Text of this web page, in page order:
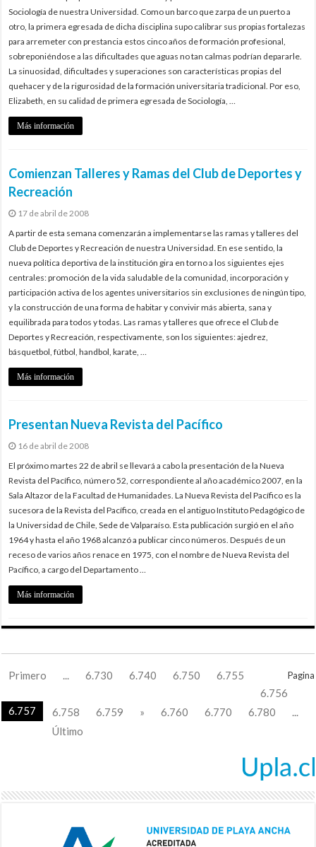
Sociología de nuestra Universidad. Como un barco que zarpa de un puerto a
otro, la primera egresada de dicha disciplina supo calibrar sus propias fortalezas
para arremeter con prestancia estos cinco años de formación profesional,
sobreponiéndose a las dificultades que aguas no tan calmas podrían depararle.
La sinuosidad, dificultades y superaciones son características propias del
quehacer y de la rigurosidad de la formación universitaria tradicional. Por eso,
Elizabeth, en su calidad de primera egresada de Sociología, …
Más información
Comienzan Talleres y Ramas del Club de Deportes y
Recreación
17 de abril de 2008
A partir de esta semana comenzarán a implementarse las ramas y talleres del
Club de Deportes y Recreación de nuestra Universidad. En ese sentido, la
nueva política deportiva de la institución gira en torno a los siguientes ejes
centrales: promoción de la vida saludable de la comunidad, incorporación y
participación activa de los agentes universitarios sin exclusiones de ningún tipo,
y la construcción de una forma de habitar y convivir más abierta, sana y
equilibrada para todos y todas. Las ramas y talleres que ofrece el Club de
Deportes y Recreación, respectivamente, son los siguientes: ajedrez,
básquetbol, fútbol, handbol, karate, …
Más información
Presentan Nueva Revista del Pacífico
16 de abril de 2008
El próximo martes 22 de abril se llevará a cabo la presentación de la Nueva
Revista del Pacífico, número 52, correspondiente al año académico 2007, en la
Sala Altazor de la Facultad de Humanidades. La Nueva Revista del Pacífico es la
sucesora de la Revista del Pacífico, creada en el antiguo Instituto Pedagógico de
la Universidad de Chile, Sede de Valparaíso. Esta publicación surgió en el año
1964 y hasta el año 1968 alcanzó a publicar cinco números. Después de un
receso de varios años renace en 1975, con el nombre de Nueva Revista del
Pacífico, a cargo del Departamento …
Más información
Pagina
Primero 6.730 6.740 6.750
6.755
6.756
6.757
6.758 6.759 » 6.760 6.770 6.780
Último